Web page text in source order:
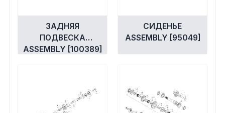
ЗАДНЯЯ
ПОДВЕСКА
ASSEMBLY [100389]
СИДЕНЬЕ
ASSEMBLY [95049]